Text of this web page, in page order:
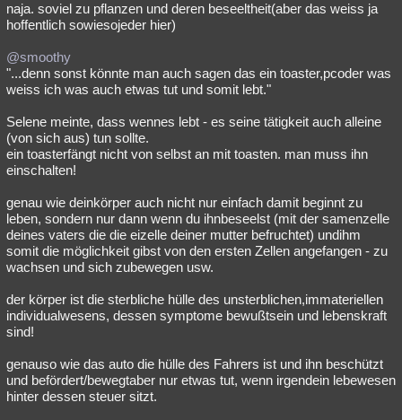
naja. soviel zu pflanzen und deren beseeltheit(aber das weiss ja
hoffentlich sowiesojeder hier)
@smoothy
"...denn sonst könnte man auch sagen das ein toaster,pcoder was
weiss ich was auch etwas tut und somit lebt."
Selene meinte, dass wennes lebt - es seine tätigkeit auch alleine
(von sich aus) tun sollte.
ein toasterfängt nicht von selbst an mit toasten. man muss ihn
einschalten!
genau wie deinkörper auch nicht nur einfach damit beginnt zu
leben, sondern nur dann wenn du ihnbeseelst (mit der samenzelle
deines vaters die die eizelle deiner mutter befruchtet) undihm
somit die möglichkeit gibst von den ersten Zellen angefangen - zu
wachsen und sich zubewegen usw.
der körper ist die sterbliche hülle des unsterblichen,immateriellen
individualwesens, dessen symptome bewußtsein und lebenskraft
sind!
genauso wie das auto die hülle des Fahrers ist und ihn beschützt
und befördert/bewegtaber nur etwas tut, wenn irgendein lebewesen
hinter dessen steuer sitzt.